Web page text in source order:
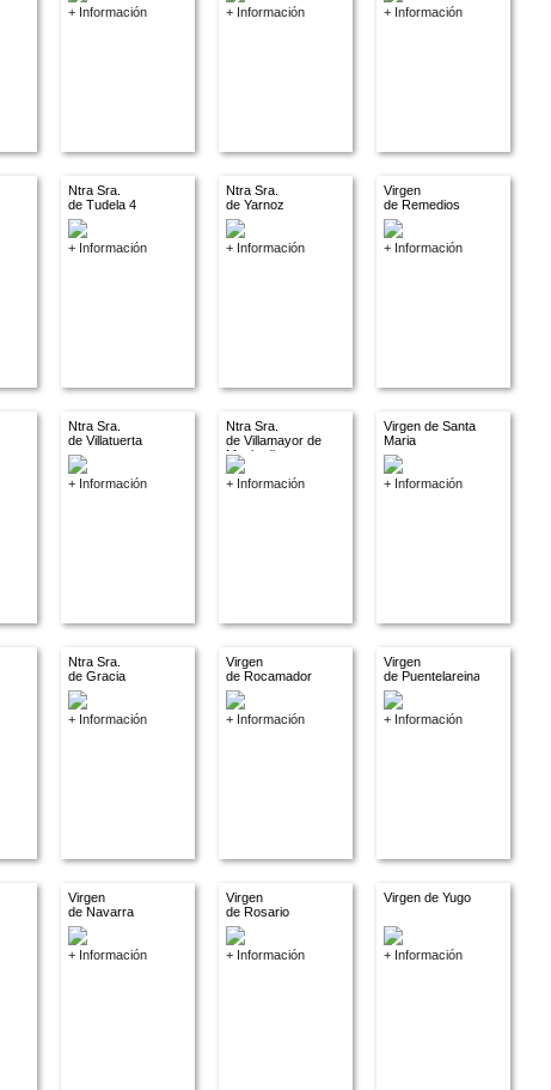
+ Información + Información + Información
Ntra Sra.
de Tudela 4
+ Información
Ntra Sra.
de Yarnoz
+ Información
Virgen
de Remedios
+ Información
Ntra Sra.
de Villatuerta
+ Información
Ntra Sra.
de Villamayor de
Monjardin
+ Información
Virgen de Santa
Maria
+ Información
Ntra Sra.
de Gracia
+ Información
Virgen
de Rocamador
+ Información
Virgen
de Puentelareina
+ Información
Virgen
de Navarra
+ Información
Virgen
de Rosario
+ Información
Virgen de Yugo
+ Información